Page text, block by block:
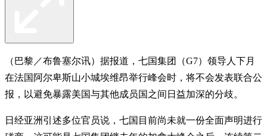
（巴黎／布鲁塞尔讯）据报道，七国集团（G7）领导人下月
在法国阿尔卑斯山小城埃维昂举行峰会时，将不会发表联合公
报，以避免暴露美国与其他成员国之间日益加深的分歧。
日经亚洲引述多位官员说，七国目前尚未就一份全面声明进行